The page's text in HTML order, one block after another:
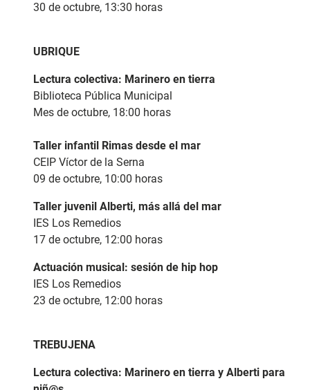
30 de octubre, 13:30 horas
UBRIQUE
Lectura colectiva: Marinero en tierra
Biblioteca Pública Municipal
Mes de octubre, 18:00 horas
Taller infantil Rimas desde el mar
CEIP Víctor de la Serna
09 de octubre, 10:00 horas
Taller juvenil Alberti, más allá del mar
IES Los Remedios
17 de octubre, 12:00 horas
Actuación musical: sesión de hip hop
IES Los Remedios
23 de octubre, 12:00 horas
TREBUJENA
Lectura colectiva: Marinero en tierra y Alberti para